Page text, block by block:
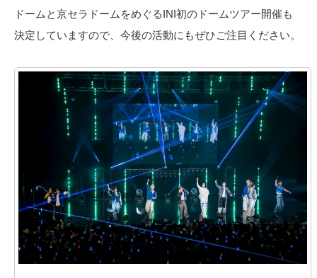
ドームと京セラドームをめぐるINI初のドームツアー開催も
決定していますので、今後の活動にもぜひご注目ください。